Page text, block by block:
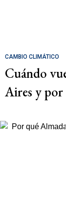
CAMBIO CLIMÁTICO
Cuándo
Aires y por